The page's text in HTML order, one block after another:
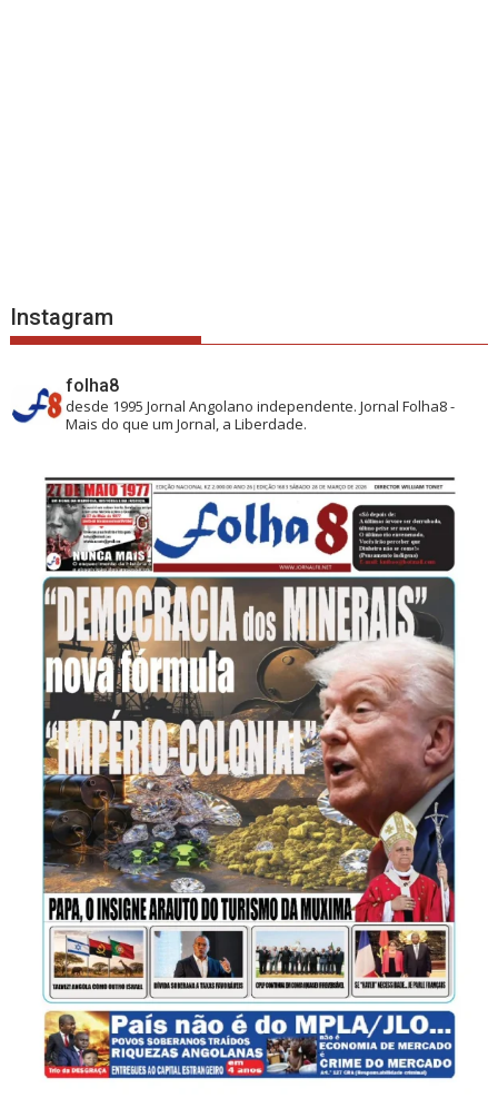
Instagram
folha8
desde 1995 Jornal Angolano independente.Jornal Folha8 -
Mais do que um Jornal, a Liberdade.